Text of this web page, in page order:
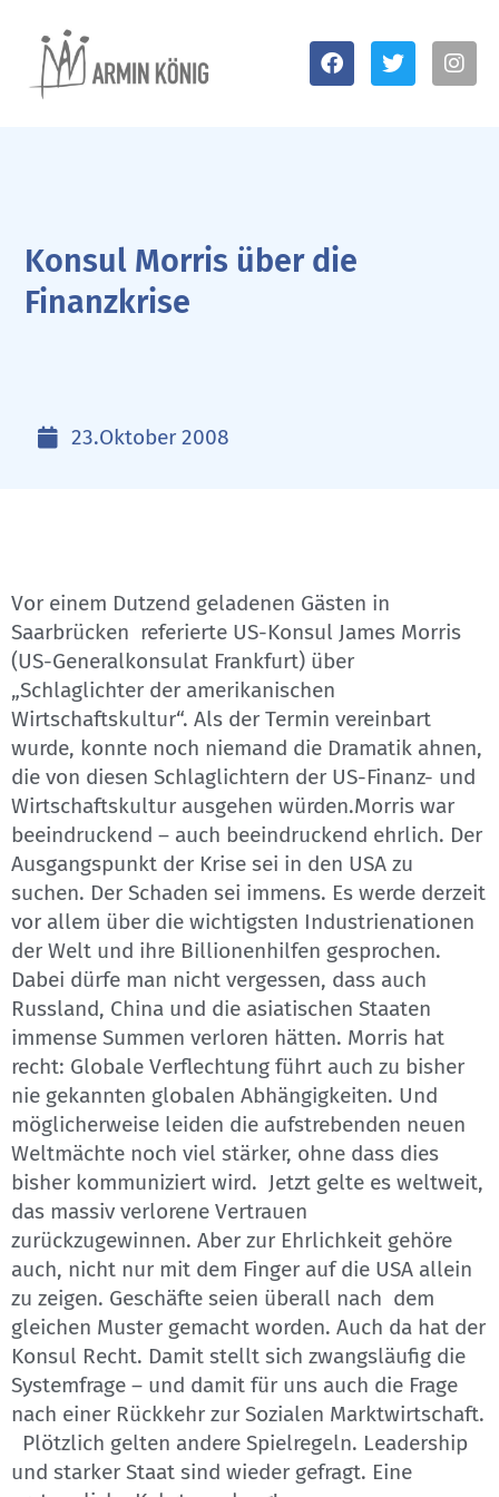
Konsul Morris über die
Finanzkrise
23.Oktober 2008
Vor einem Dutzend geladenen Gästen in
Saarbrücken referierte US-Konsul James Morris
(US-Generalkonsulat Frankfurt) über
„Schlaglichter der amerikanischen
Wirtschaftskultur“. Als der Termin vereinbart
wurde, konnte noch niemand die Dramatik ahnen,
die von diesen Schlaglichtern der US-Finanz- und
Wirtschaftskultur ausgehen würden.Morris war
beeindruckend – auch beeindruckend ehrlich. Der
Ausgangspunkt der Krise sei in den USA zu
suchen. Der Schaden sei immens. Es werde derzeit
vor allem über die wichtigsten Industrienationen
der Welt und ihre Billionenhilfen gesprochen.
Dabei dürfe man nicht vergessen, dass auch
Russland, China und die asiatischen Staaten
immense Summen verloren hätten. Morris hat
recht: Globale Verflechtung führt auch zu bisher
nie gekannten globalen Abhängigkeiten. Und
möglicherweise leiden die aufstrebenden neuen
Weltmächte noch viel stärker, ohne dass dies
bisher kommuniziert wird. Jetzt gelte es weltweit,
das massiv verlorene Vertrauen
zurückzugewinnen. Aber zur Ehrlichkeit gehöre
auch, nicht nur mit dem Finger auf die USA allein
zu zeigen. Geschäfte seien überall nach dem
gleichen Muster gemacht worden. Auch da hat der
Konsul Recht. Damit stellt sich zwangsläufig die
Systemfrage – und damit für uns auch die Frage
nach einer Rückkehr zur Sozialen Marktwirtschaft.
Plötzlich gelten andere Spielregeln. Leadership
und starker Staat sind wieder gefragt. Eine